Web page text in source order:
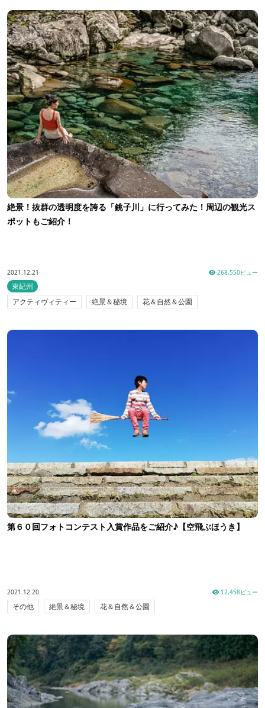
絶景！抜群の透明度を誇る「銚子川」に行ってみた！周辺の観光ス
ポットもご紹介！
2021.12.21 268,550ビュー
東紀州
アクティヴィティー
絶景＆秘境 花＆自然＆公園
第６０回フォトコンテスト入賞作品をご紹介♪【空飛ぶほうき】
2021.12.20 12,458ビュー
その他 絶景＆秘境 花＆自然＆公園